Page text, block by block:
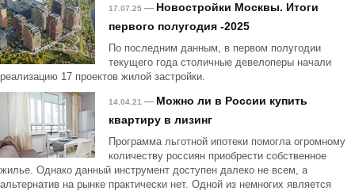
17.07.25 — Новостройки Москвы. Итоги
первого полугодия -2025
По последним данным, в первом полугодии
текущего года столичные девелоперы начали
реализацию 17 проектов жилой застройки.
14.04.21 — Можно ли в России купить
квартиру в лизинг
Программа льготной ипотеки помогла огромному
количеству россиян приобрести собственное
жилье. Однако данный инструмент доступен далеко не всем, а
альтернатив на рынке практически нет. Одной из немногих является